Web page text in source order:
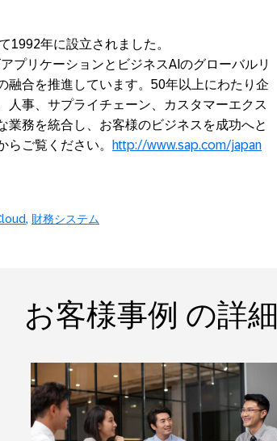
1992年に設立されました。
プリケーションとビジネスAIのグローバルリ
融合を推進しています。50年以上にわたり企
人事、サプライチェーン、カスタマーエクス
務を統合し、お客様のビジネスを成功へと
ご覧ください。
http://www.sap.com/japan
財務システム
お客様事例 の詳細